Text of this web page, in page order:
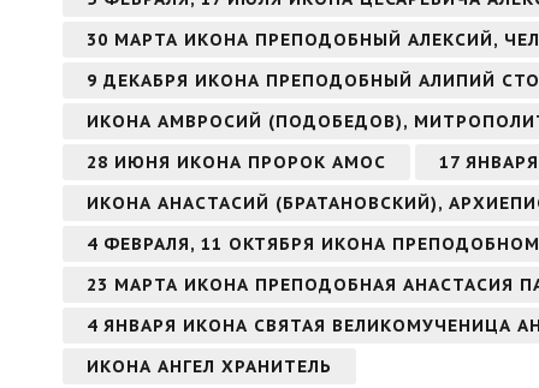
30 МАРТА ИКОНА ПРЕПОДОБНЫЙ АЛЕКСИЙ,
9 ДЕКАБРЯ ИКОНА ПРЕПОДОБНЫЙ АЛИПИЙ
ИКОНА АМВРОСИЙ (ПОДОБЕДОВ),
28 ИЮНЯ ИКОНА ПРОРОК АМОС
17
ИКОНА АНАСТАСИЙ (БРАТАНОВСКИЙ),
4 ФЕВРАЛЯ, 11 ОКТЯБРЯ ИКОНА
23 МАРТА ИКОНА ПРЕПОДОБНАЯ АНАСТАСИЯ
4 ЯНВАРЯ ИКОНА СВЯТАЯ ВЕЛИКОМУЧЕНИЦА
ИКОНА АНГЕЛ ХРАНИТЕЛЬ